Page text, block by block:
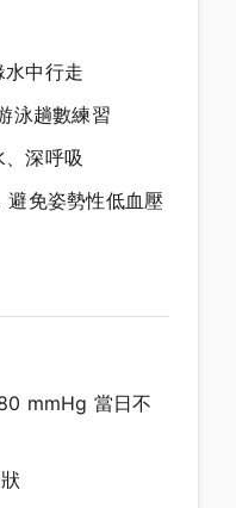
中行走
泳趟數練習
深呼吸
免姿勢性低血壓
mmHg 當日不